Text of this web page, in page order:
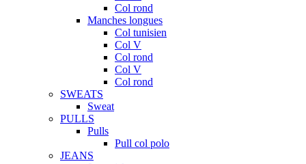
Col rond
Manches longues
Col tunisien
Col V
Col rond
Col V
Col rond
SWEATS
Sweat
PULLS
Pulls
Pull col polo
JEANS